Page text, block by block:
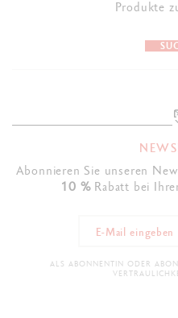
Produkte
Abonnieren Sie unseren
10 %Rabatt bei
ALS ABONNENTIN ODER